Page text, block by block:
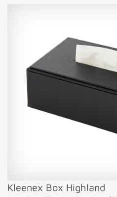
Kleenex Box Highland